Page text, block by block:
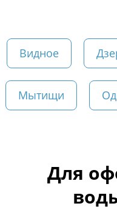
Видное
Мытищи
Для